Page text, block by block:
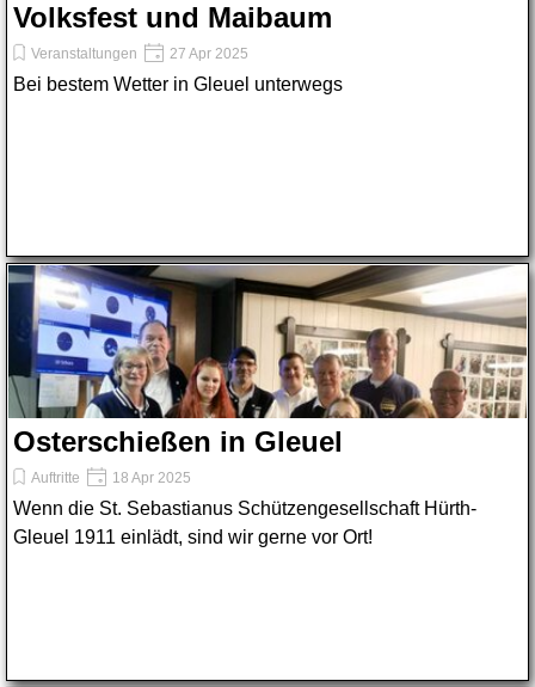
Volksfest und Maibaum
Veranstaltungen 27 Apr 2025
Bei bestem Wetter in Gleuel unterwegs
Osterschießen in Gleuel
Auftritte 18 Apr 2025
Wenn die St. Sebastianus Schützengesellschaft Hürth-
Gleuel 1911 einlädt, sind wir gerne vor Ort!